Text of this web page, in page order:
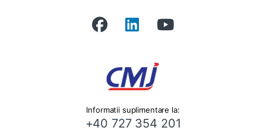
Informatii suplimentare la:
+40 727 354 201